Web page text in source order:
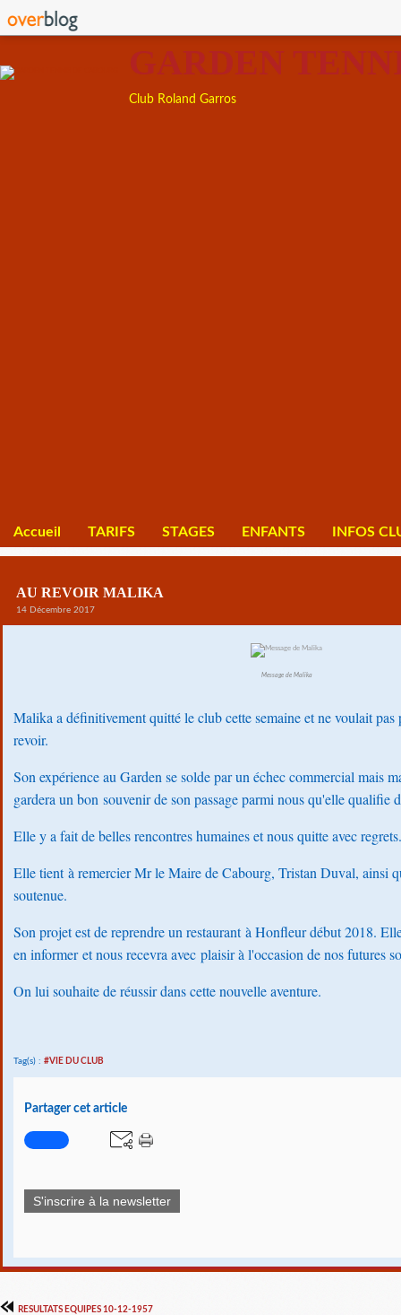
GARDEN
Club Roland Garros
Accueil TARIFS STAGES ENFANTS INFOS
AU REVOIR MALIKA
14 Décembre 2017
Message de Malika
Malika a définitivement quitté le club cette semaine et ne voulait pas
revoir.
Son expérience au Garden se solde par un échec commercial mais
gardera un bon souvenir de son passage parmi nous qu'elle qualifie
Elle y a fait de belles rencontres humaines et nous quitte avec regrets.
Elle tient à remercier Mr le Maire de Cabourg, Tristan Duval, ainsi
soutenue.
Son projet est de reprendre un restaurant à Honfleur début 2018.
en informer et nous recevra avec plaisir à l'occasion de nos futures
On lui souhaite de réussir dans cette nouvelle aventure.
Tag(s) : #VIE DU CLUB
Partager cet article
S'inscrire à la newsletter
RESULTATS EQUIPES 10-12-1957